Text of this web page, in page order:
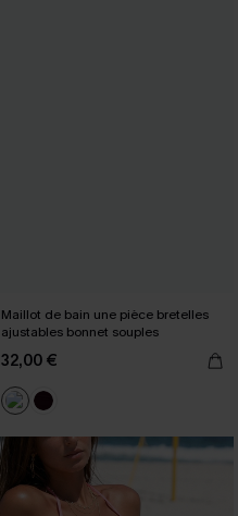
Maillot de bain une pièce bretelles
ajustables bonnet souples
32,00 €